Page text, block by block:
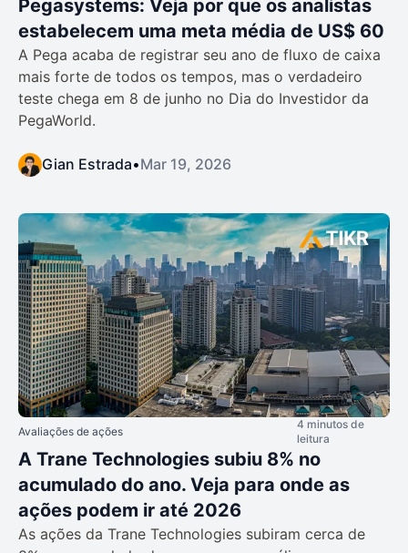
Pegasystems: Veja por que os analistas
estabelecem uma meta média de US$ 60
A Pega acaba de registrar seu ano de fluxo de caixa
mais forte de todos os tempos, mas o verdadeiro
teste chega em 8 de junho no Dia do Investidor da
PegaWorld.
Gian Estrada•Mar 19, 2026
Avaliações de ações
4 minutos de
leitura
A Trane Technologies subiu 8% no
acumulado do ano. Veja para onde as
ações podem ir até 2026
As ações da Trane Technologies subiram cerca de